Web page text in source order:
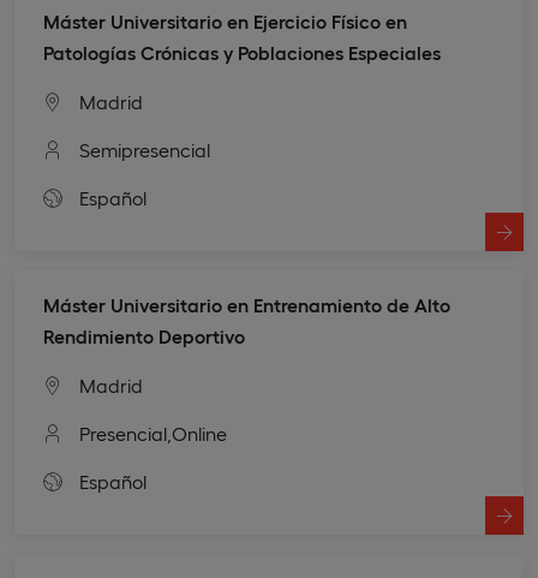
Máster Universitario en Ejercicio Físico en
Patologías Crónicas y Poblaciones Especiales
Madrid
Semipresencial
Español
Máster Universitario en Entrenamiento de Alto
Rendimiento Deportivo
Madrid
Presencial, Online
Español